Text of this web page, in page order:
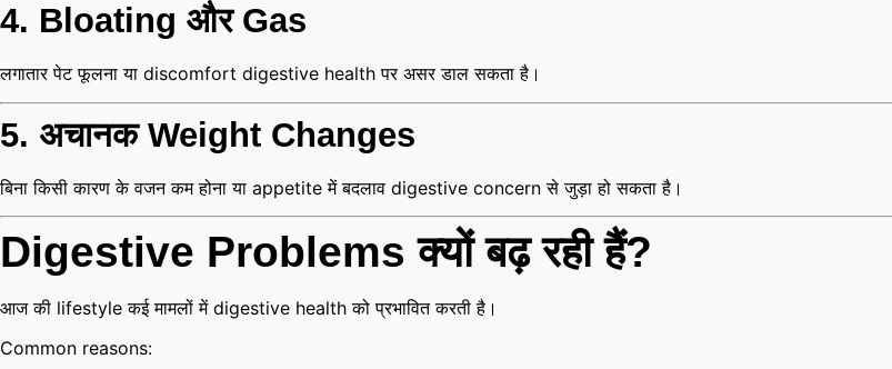
4. Bloating और Gas
लगातार पेट फूलना या discomfort digestive health पर असर डाल सकता है।
5. अचानक Weight Changes
बिना किसी कारण के वजन कम होना या appetite में बदलाव digestive concern से जुड़ा हो सकता है।
Digestive Problems क्यों बढ़ रही हैं?
आज की lifestyle कई मामलों में digestive health को प्रभावित करती है।
Common reasons: